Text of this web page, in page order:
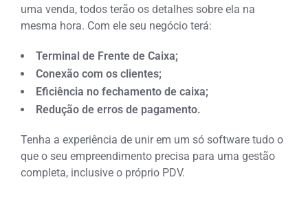
uma venda, todos terão os detalhes sobre ela na
mesma hora. Com ele seu negócio terá:
Terminal de Frente de Caixa;
Conexão com os clientes;
Eficiência no fechamento de caixa;
Redução de erros de pagamento.
Tenha a experiência de unir em um só software tudo o
que o seu empreendimento precisa para uma gestão
completa, inclusive o próprio PDV.